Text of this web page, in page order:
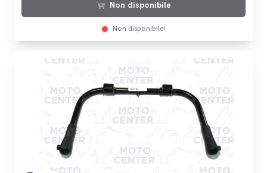
Non disponibile
Non disponibile!